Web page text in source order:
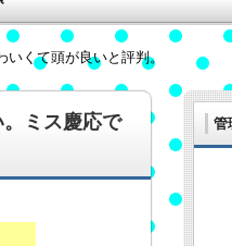
ミス慶応で
管
くて頭が良いと評判。